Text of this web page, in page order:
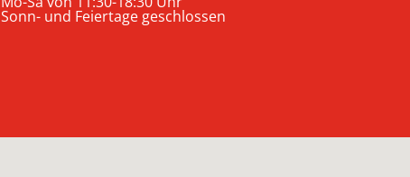
Sonn- und Feiertage geschlossen